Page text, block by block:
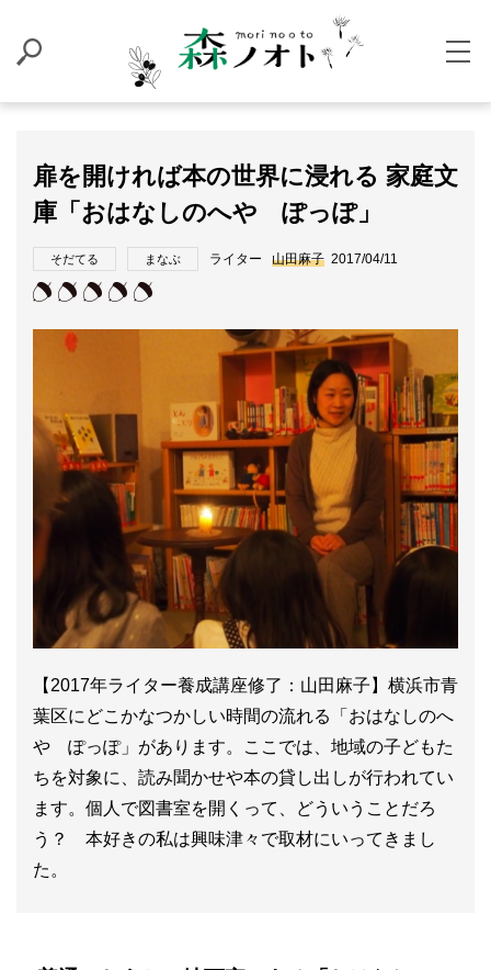
扉を開ければ本の世界に浸れる 家庭文
庫「おはなしのへや ぽっぽ」
そだてる まなぶ ライター 山田麻子 2017/04/11
【2017年ライター養成講座修了：山田麻子】横浜市青
葉区にどこかなつかしい時間の流れる「おはなしのへ
や ぽっぽ」があります。ここでは、地域の子どもた
ちを対象に、読み聞かせや本の貸し出しが行われてい
ます。個人で図書室を開くって、どういうことだろ
う？ 本好きの私は興味津々で取材にいってきまし
た。